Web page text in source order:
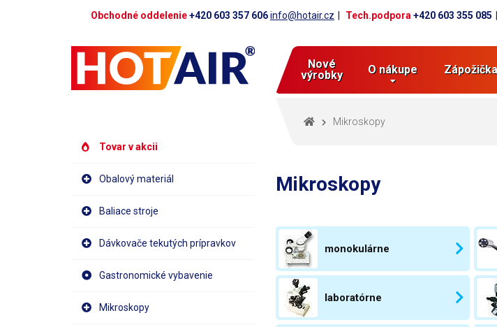
Obchodné oddelenie+420 603 357 606info@hotair.cz Tech.podpora +420 603 355 085
Nové
výrobky
O nákupe Zápožička
Tovar v akcii
Obalový materiál
Baliace stroje
Dávkovače tekutých prípravkov
Gastronomické vybavenie
Mikroskopy
Mikroskopy
Mikroskopy
monokulárne
laboratórne